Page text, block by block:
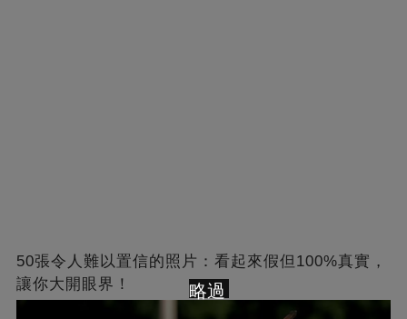
50張令人難以置信的照片：看起來假但100%真實，
讓你大開眼界！
略過